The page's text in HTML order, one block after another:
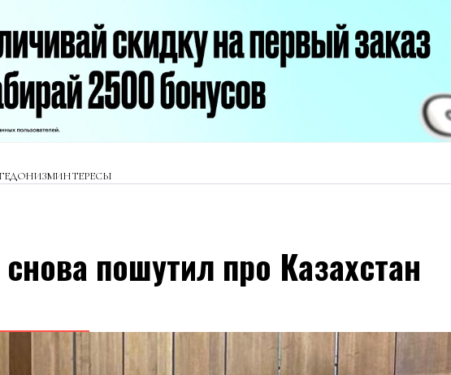
ГЕДОНИЗМИНТЕРЕСЫ
пошутил про Казахстан